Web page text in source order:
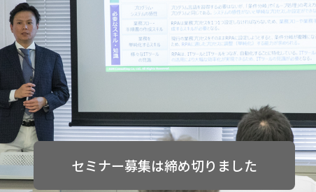
セミナー募集は締め切りました